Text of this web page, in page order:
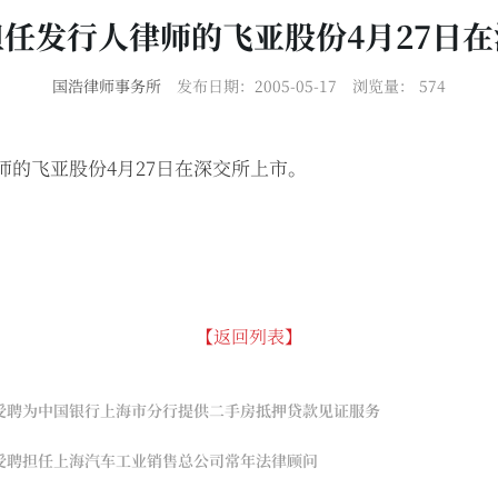
发行人律师的飞亚股份4月27日
国浩律师事务所 发布日期：2005-05-17 浏览量： 574
飞亚股份4月27日在深交所上市。
【返回列表】
为中国银行上海市分行提供二手房抵押贷款见证服务
担任上海汽车工业销售总公司常年法律顾问